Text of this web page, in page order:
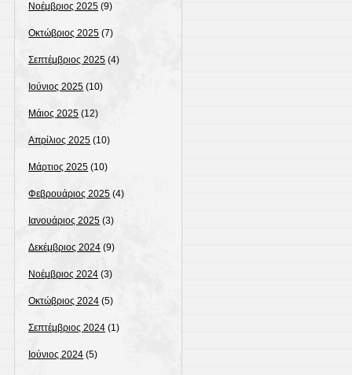
Νοέμβριος 2025 (9)
Οκτώβριος 2025 (7)
Σεπτέμβριος 2025 (4)
Ιούνιος 2025 (10)
Μάιος 2025 (12)
Απρίλιος 2025 (10)
Μάρτιος 2025 (10)
Φεβρουάριος 2025 (4)
Ιανουάριος 2025 (3)
Δεκέμβριος 2024 (9)
Νοέμβριος 2024 (3)
Οκτώβριος 2024 (5)
Σεπτέμβριος 2024 (1)
Ιούνιος 2024 (5)